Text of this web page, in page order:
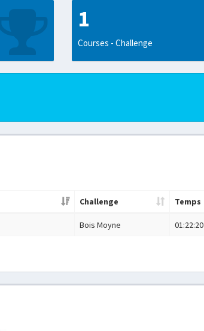
1
Courses - Challenge
Challenge Temps
Bois Moyne 01:22:20